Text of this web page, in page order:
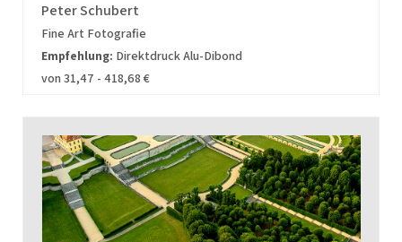
Peter Schubert
Fine Art Fotografie
Empfehlung: Direktdruck Alu-Dibond
von 31,47 - 418,68 €